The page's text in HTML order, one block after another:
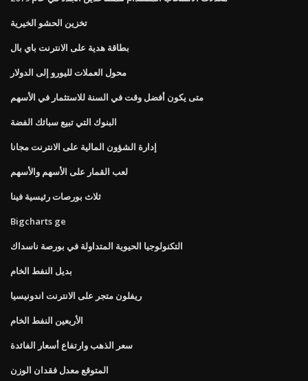
تخزين الحشو الخيرية
بطاقة هدية على الانترنت باي بال
محول العملات لليورو إلى الدولار
متى يكون أفضل وقت في السنة للاستثمار في الأسهم
البنوك التي تبيع سبائك الفضة
إدارة الشؤون المالية على الانترنت مجانا
لعب القمار على الأسهم والأسهم
ثلاث بورصات رئيسية فينا
Bigcharts ge
التكنولوجيا الحيوية المتداولة في بورصة ناسداك
بديل النفط الخام
ريفلون متجر على الانترنت اندونيسيا
الأربعين النفط الخام
سعر الذهب وارتفاع أسعار الفائدة
المتوقع معدل فقدان الوزن